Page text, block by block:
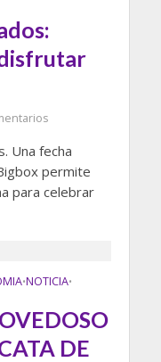
Una fecha
permite
para celebrar
•NOTICIA•
DE